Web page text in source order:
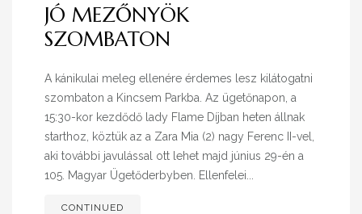
JÓ MEZŐNYÖK
SZOMBATON
A kánikulai meleg ellenére érdemes lesz kilátogatni
szombaton a Kincsem Parkba. Az ügetőnapon, a
15:30-kor kezdődő lady Flame Díjban heten állnak
starthoz, köztük az a Zara Mia (2) nagy Ferenc II-vel,
aki további javulással ott lehet majd június 29-én a
105. Magyar Ügetőderbyben. Ellenfelei...
CONTINUED